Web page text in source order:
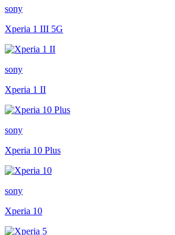
sony
Xperia 1 III 5G
sony
Xperia 1 II
sony
Xperia 10 Plus
sony
Xperia 10